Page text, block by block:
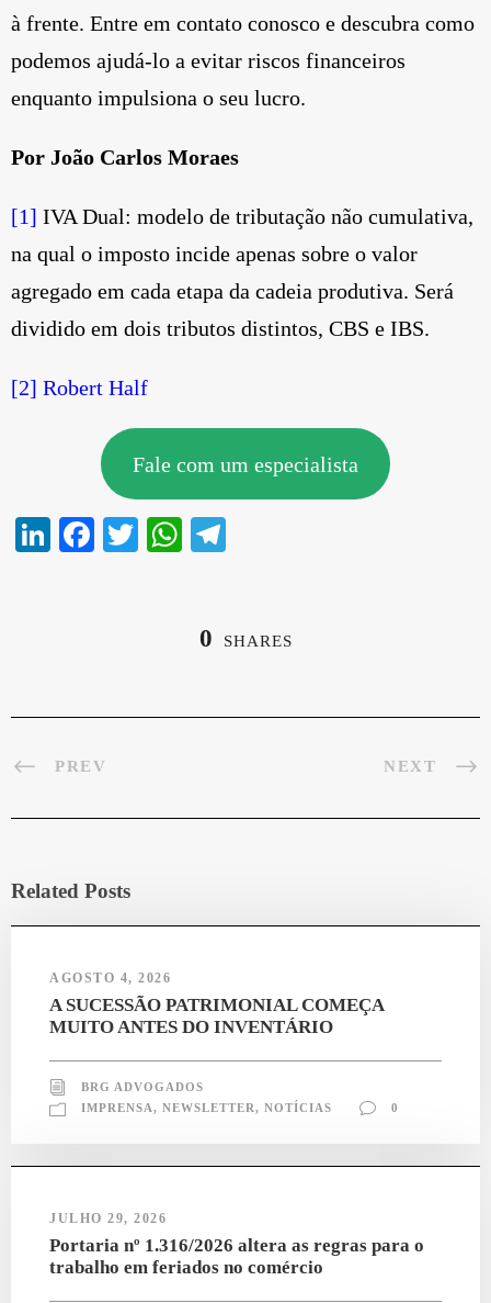
à frente. Entre em contato conosco e descubra como
podemos ajudá-lo a evitar riscos financeiros
enquanto impulsiona o seu lucro.
Por João Carlos Moraes
[1] IVA Dual: modelo de tributação não cumulativa,
na qual o imposto incide apenas sobre o valor
agregado em cada etapa da cadeia produtiva. Será
dividido em dois tributos distintos, CBS e IBS.
[2] Robert Half
Fale com um especialista
Li
Fa T
W
A a
0 SHARES
PREV NEXT
Related Posts
AGOSTO 4, 2026
A SUCESSÃO PATRIMONIAL COMEÇA
MUITO ANTES DO INVENTÁRIO
BRG ADVOGADOS
IMPRENSA, NEWSLETTER, NOTÍCIAS 0
JULHO 29, 2026
Portaria nº 1.316/2026 altera as regras para o
trabalho em feriados no comércio